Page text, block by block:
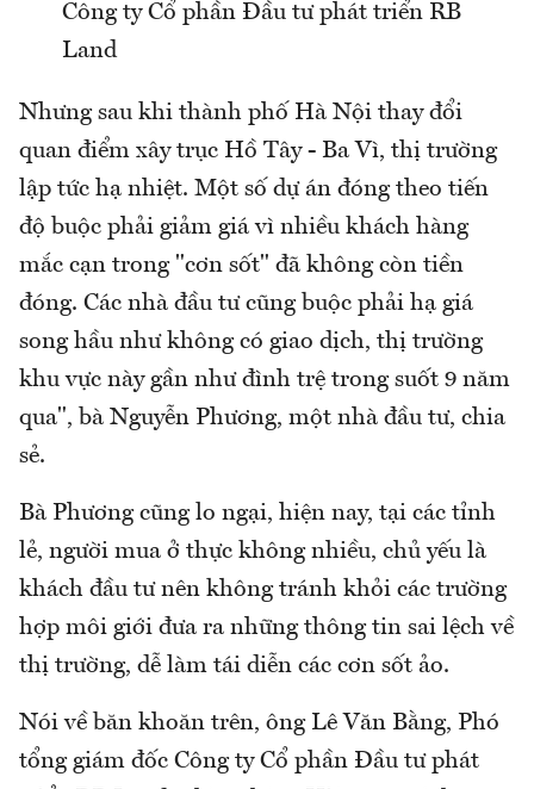
Công ty Cổ phần Đầu tư phát triển RB
Land
Nhưng sau khi thành phố Hà Nội thay đổi
quan điểm xây trục Hồ Tây - Ba Vì, thị trường
lập tức hạ nhiệt. Một số dự án đóng theo tiến
độ buộc phải giảm giá vì nhiều khách hàng
mắc cạn trong "cơn sốt" đã không còn tiền
đóng. Các nhà đầu tư cũng buộc phải hạ giá
song hầu như không có giao dịch, thị trường
khu vực này gần như đình trệ trong suốt 9 năm
qua", bà Nguyễn Phương, một nhà đầu tư, chia
sẻ.
Bà Phương cũng lo ngại, hiện nay, tại các tỉnh
lẻ, người mua ở thực không nhiều, chủ yếu là
khách đầu tư nên không tránh khỏi các trường
hợp môi giới đưa ra những thông tin sai lệch về
thị trường, dễ làm tái diễn các cơn sốt ảo.
Nói về băn khoăn trên, ông Lê Văn Bằng, Phó
tổng giám đốc Công ty Cổ phần Đầu tư phát